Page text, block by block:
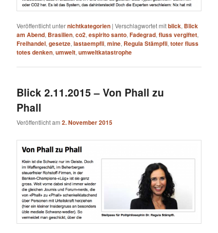
Veröffentlicht unternichtkategorien |Verschlagwortet mitblick, Blick
am Abend, Brasilien,co2,espirito santo,Fadegrad,fluss vergiftet,
Freihandel,gesetze,lastaempfli,mine, Regula Stämpfli,toter fluss
totes denken,umwelt,umweltkatastrophe
Blick 2.11.2015 – Von Phall zu
Phall
Veröffentlicht am2. November 2015